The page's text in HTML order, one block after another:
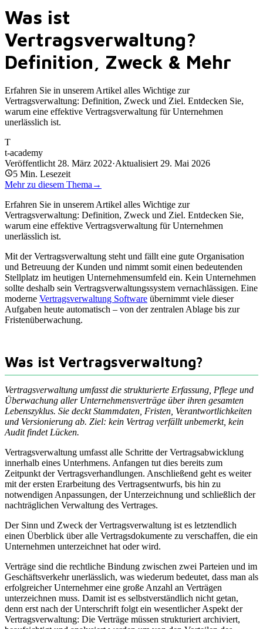
Was ist
Vertragsverwaltung?
Definition, Zweck & Mehr
Erfahren Sie in unserem Artikel alles Wichtige zur
Vertragsverwaltung: Definition, Zweck und Ziel. Entdecken Sie,
warum eine effektive Vertragsverwaltung für Unternehmen
unerlässlich ist.
T
t-academy
Veröffentlicht 28. März 2022·Aktualisiert 29. Mai 2026
5 Min. Lesezeit
Mehr zu diesem Thema →
Erfahren Sie in unserem Artikel alles Wichtige zur
Vertragsverwaltung: Definition, Zweck und Ziel. Entdecken Sie,
warum eine effektive Vertragsverwaltung für Unternehmen
unerlässlich ist.
Mit der Vertragsverwaltung steht und fällt eine gute Organisation
und Betreuung der Kunden und nimmt somit einen bedeutenden
Stellplatz im heutigen Unternehmensumfeld ein. Kein Unternehmen
sollte deshalb sein Vertragsverwaltungssystem vernachlässigen. Eine
moderne Vertragsverwaltung Software übernimmt viele dieser
Aufgaben heute automatisch – von der zentralen Ablage bis zur
Fristenüberwachung.
Was ist Vertragsverwaltung?
Vertragsverwaltung umfasst die strukturierte Erfassung, Pflege und
Überwachung aller Unternehmensverträge über ihren gesamten
Lebenszyklus. Sie deckt Stammdaten, Fristen, Verantwortlichkeiten
und Versionierung ab. Ziel: kein Vertrag verfällt unbemerkt, kein
Audit findet Lücken.
Vertragsverwaltung umfasst alle Schritte der Vertragsabwicklung
innerhalb eines Unterhmens. Anfangen tut dies bereits zum
Zeitpunkt der Vertragsverhandlungen. Anschließend geht es weiter
mit der ersten Erarbeitung des Vertragsentwurfs, bis hin zu
notwendigen Anpassungen, der Unterzeichnung und schließlich der
nachträglichen Verwaltung des Vertrages.
Der Sinn und Zweck der Vertragsverwaltung ist es letztendlich
einen Überblick über alle Vertragsdokumente zu verschaffen, die ein
Unternehmen unterzeichnet hat oder wird.
Verträge sind die rechtliche Bindung zwischen zwei Parteien und im
Geschäftsverkehr unerlässlich, was wiederum bedeutet, dass man als
erfolgreicher Unternehmer eine große Anzahl an Verträgen
unterzeichnen muss. Damit ist es selbstverständlich nicht getan,
denn erst nach der Unterschrift folgt ein wesentlicher Aspekt der
Vertragsverwaltung: Die Verträge müssen strukturiert archiviert,